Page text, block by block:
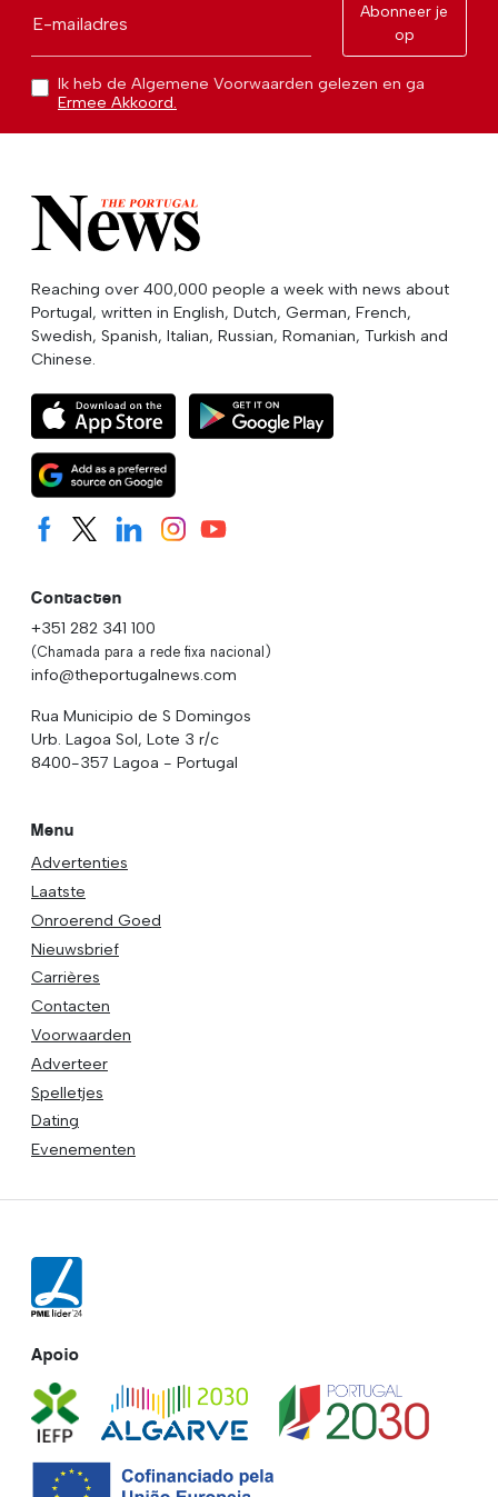
E-mailadres
Abonneer je
op
Ik heb de Algemene Voorwaarden gelezen en ga
Ermee Akkoord.
Reaching over 400,000 people a week with news about
Portugal, written in English, Dutch, German, French,
Swedish, Spanish, Italian, Russian, Romanian, Turkish and
Chinese.
Contacten
+351 282 341 100
(Chamada para a rede fixa nacional)
info@theportugalnews.com
Rua Municipio de S Domingos
Urb. Lagoa Sol, Lote 3 r/c
8400-357 Lagoa - Portugal
Menu
Advertenties
Laatste
Onroerend Goed
Nieuwsbrief
Carrières
Contacten
Voorwaarden
Adverteer
Spelletjes
Dating
Evenementen
Apoio